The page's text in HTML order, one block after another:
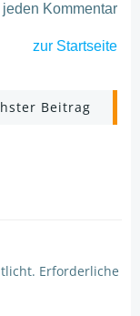
Kommentar
zur Startseite
Beitrag
Erforderliche